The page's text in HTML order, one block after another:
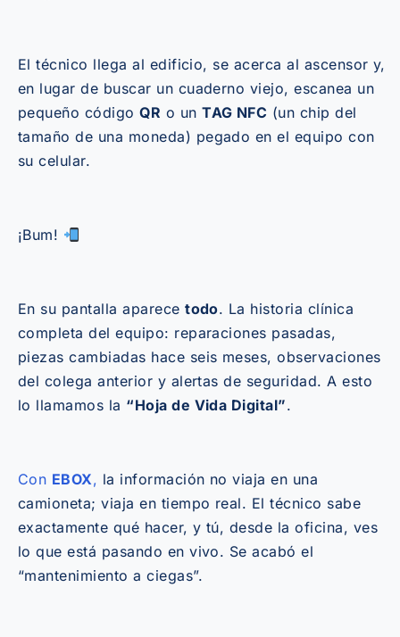
El técnico llega al edificio, se acerca al ascensor y,
en lugar de buscar un cuaderno viejo, escanea un
pequeño códigoQR o unTAG NFC (un chip del
tamaño de una moneda) pegado en el equipo con
su celular.
¡Bum!
En su pantalla aparecetodo. La historia clínica
completa del equipo: reparaciones pasadas,
piezas cambiadas hace seis meses, observaciones
del colega anterior y alertas de seguridad. A esto
lo llamamos la “Hoja de Vida Digital”.
Con EBOX, la información no viaja en una
camioneta; viaja en tiempo real. El técnico sabe
exactamente qué hacer, y tú, desde la oficina, ves
lo que está pasando en vivo. Se acabó el
“mantenimiento a ciegas”.